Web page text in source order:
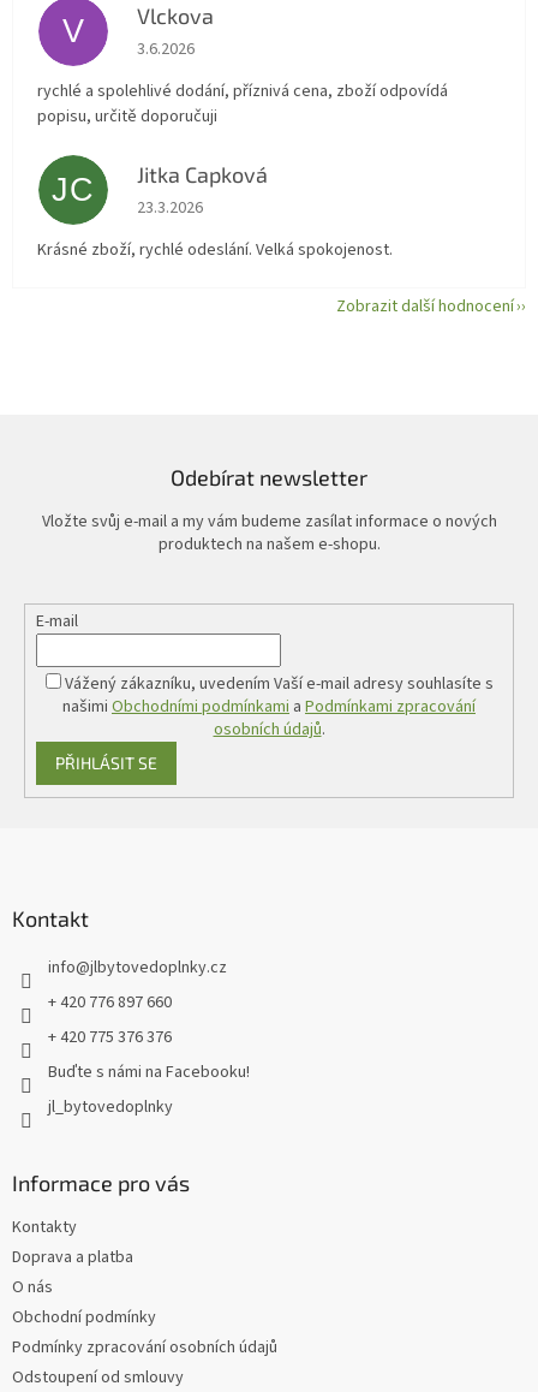
V Vlckova
Hodnocení obchodu je 5 z 5 hvězdiček.
3.6.2026
rychlé a spolehlivé dodání, příznivá cena, zboží odpovídá
popisu, určitě doporučuji
JC Jitka Capková
Hodnocení obchodu je 5 z 5 hvězdiček.
23.3.2026
Krásné zboží, rychlé odeslání. Velká spokojenost.
Zobrazit další hodnocení
Odebírat newsletter
Vložte svůj e-mail a my vám budeme zasílat informace o nových
produktech na našem e-shopu.
E-mail
Vážený zákazníku, uvedením Vaší e-mail adresy souhlasíte s
našimi Obchodními podmínkami a Podmínkami zpracování
osobních údajů.
PŘIHLÁSIT SE
Kontakt
info@jlbytovedoplnky.cz
+ 420 776 897 660
+ 420 775 376 376
Buďte s námi na Facebooku!
jl_bytovedoplnky
Informace pro vás
Kontakty
Doprava a platba
O nás
Obchodní podmínky
Podmínky zpracování osobních údajů
Odstoupení od smlouvy